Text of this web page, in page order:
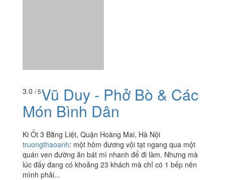
3.0 / 5Vũ Duy - Phở Bò & Các
Món Bình Dân
Ki Ốt 3 Bằng Liệt, Quận Hoàng Mai, Hà Nội
truongthaoanh: một hôm đương vội tạt ngang qua một
quán ven đường ăn bát mì nhanh để đi làm. Nhưng mà
lúc đấy đang có khoảng 23 khách mà chỉ có 1 bếp nên
mình phải...